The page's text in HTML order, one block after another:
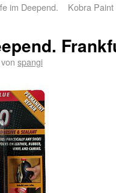
im Deepend.
Kobra
von spangi